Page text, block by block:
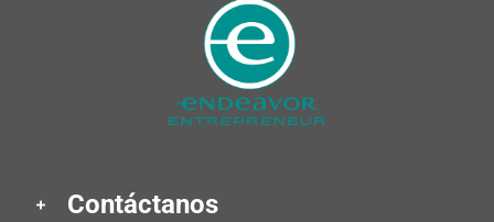
Contáctanos